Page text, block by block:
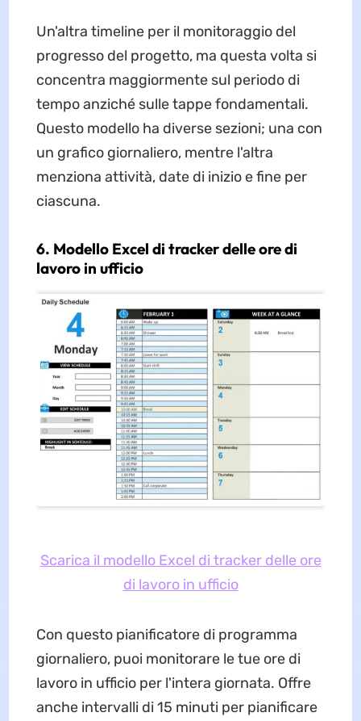
Un'altra timeline per il monitoraggio del
progresso del progetto, ma questa volta si
concentra maggiormente sul periodo di
tempo anziché sulle tappe fondamentali.
Questo modello ha diverse sezioni; una con
un grafico giornaliero, mentre l'altra
menziona attività, date di inizio e fine per
ciascuna.
6. Modello Excel di tracker delle ore di
lavoro in ufficio
Scarica il modello Excel di tracker delle ore
di lavoro in ufficio
Con questo pianificatore di programma
giornaliero, puoi monitorare le tue ore di
lavoro in ufficio per l'intera giornata. Offre
anche intervalli di 15 minuti per pianificare